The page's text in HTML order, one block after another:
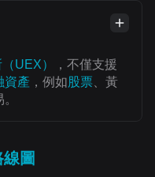
UEX）
，不僅支援
資產 ，例如 股票 、黃
圖